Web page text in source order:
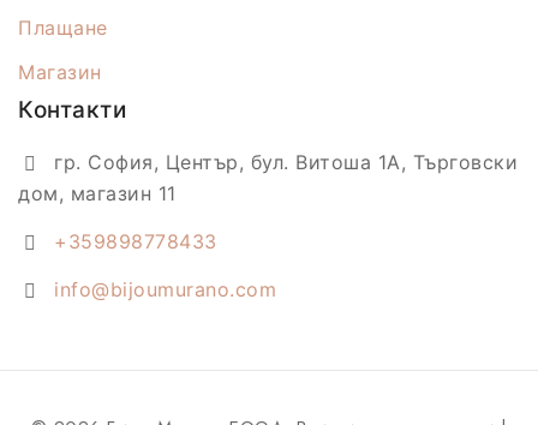
Плащане
Магазин
Контакти
гр. София, Център, бул. Витоша 1А, Търговски
дом, магазин 11
+359898778433
info@bijoumurano.com